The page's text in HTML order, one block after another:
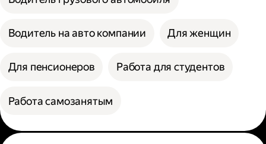
Водитель на авто компании Для женщин
Для пенсионеров Работа для студентов
Работа самозанятым